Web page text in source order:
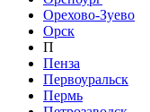
Орехово-Зуево
Орск
П
Пенза
Первоуральск
Пермь